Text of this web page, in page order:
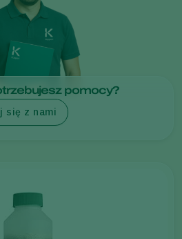
pomocy?
się z nami